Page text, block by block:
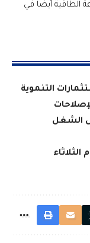
الطاقية أيضا في
التنموية
الشغل